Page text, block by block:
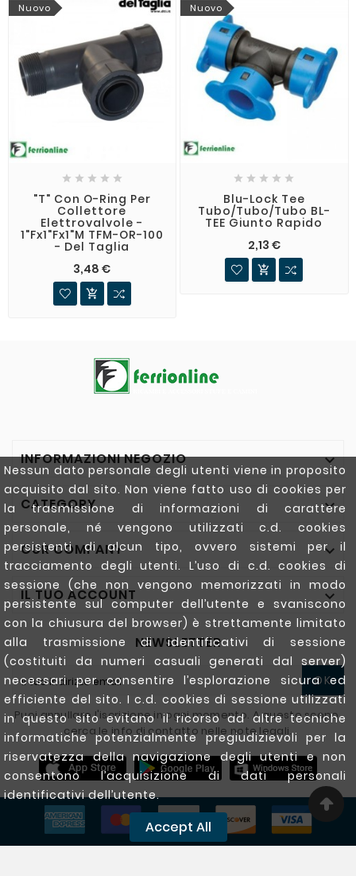
Nessun dato personale degli utenti viene in proposito
acquisito dal sito. Non viene fatto uso di cookies per
la trasmissione di informazioni di carattere
personale, né vengono utilizzati c.d. cookies
persistenti di alcun tipo, ovvero sistemi per il
tracciamento degli utenti. L’uso di c.d. cookies di
sessione (che non vengono memorizzati in modo
persistente sul computer dell’utente e svaniscono
con la chiusura del browser) è strettamente limitato
alla trasmissione di identificativi di sessione
(costituiti da numeri casuali generati dal server)
necessari per consentire l’esplorazione sicura ed
efficiente del sito. I c.d. cookies di sessione utilizzati
in questo sito evitano il ricorso ad altre tecniche
informatiche potenzialmente pregiudizievoli per la
riservatezza della navigazione degli utenti e non
consentono l’acquisizione di dati personali
identificativi dell’utente.
Accept All
Nuovo
    
"T" Con O-Ring Per
Collettore
Elettrovalvole -
1"Fx1"Fx1"M TFM-OR-100
- Del Taglia
3,48 €

Nuovo
    
Blu-Lock Tee
Tubo/tubo/tubo BL-
TEE Giunto Rapido
2,13 €

INFORMAZIONI NEGOZIO 
CATEGORY 
OUR COMPANY 
IL TUO ACCOUNT 
NEWSLETTER
OK
Puoi annullare l'iscrizione in ogni momento. A questo scopo,
cerca le info di contatto nelle note legali.